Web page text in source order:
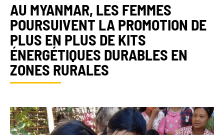
AU MYANMAR, LES FEMMES
POURSUIVENT LA PROMOTION DE
PLUS EN PLUS DE KITS
ÉNERGÉTIQUES DURABLES EN
ZONES RURALES